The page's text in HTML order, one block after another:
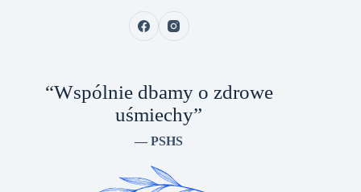
“Wspólnie dbamy o zdrowe
uśmiechy”
— PSHS